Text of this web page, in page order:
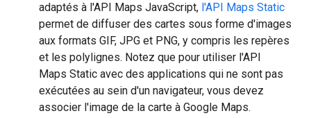
adaptés à l'API Maps JavaScript, l'API Maps Static
permet de diffuser des cartes sous forme d'images
aux formats GIF, JPG et PNG, y compris les repères
et les polylignes. Notez que pour utiliser l'API
Maps Static avec des applications qui ne sont pas
exécutées au sein d'un navigateur, vous devez
associer l'image de la carte à Google Maps.